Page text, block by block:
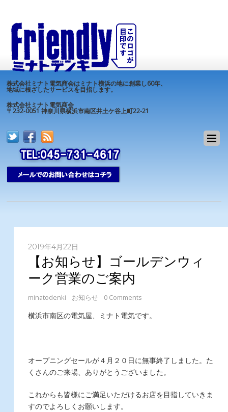
株式会社ミナト電気商会はミナト横浜の地に創業し60年、
地域に根ざしたサービスを目指します。
株式会社ミナト電気商会
〒232-0051 神奈川県横浜市南区井土ケ谷上町22-21
2019年4月22日
【お知らせ】ゴールデンウィ
ーク営業のご案内
minatodenki お知らせ 0 Comments
横浜市南区の電気屋、ミナト電気です。
オープニングセールが４月２０日に無事終了しました。た
くさんのご来場、ありがとうございました。
これからも皆様にご満足いただけるお店を目指していきま
すのでよろしくお願いします。